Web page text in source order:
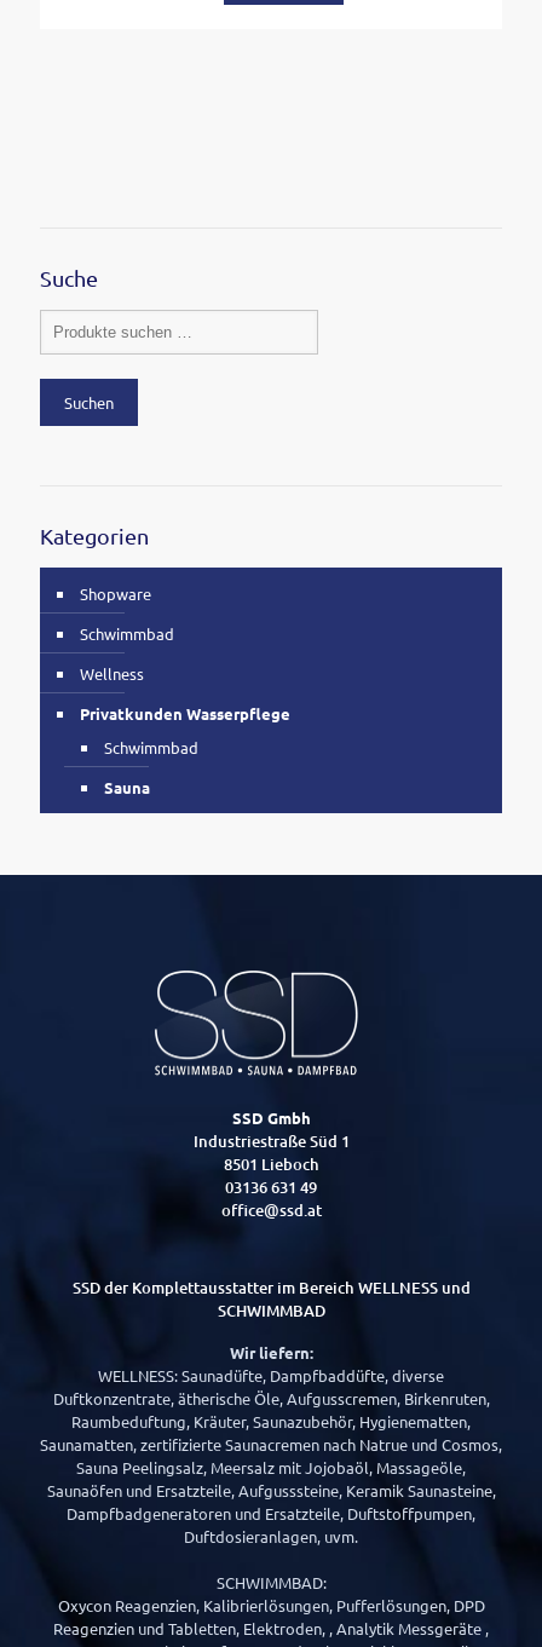
Suche
Suchen
Kategorien
Shopware
Schwimmbad
Wellness
Privatkunden Wasserpflege
Schwimmbad
Sauna
SSD Gmbh
Industriestraße Süd 1
8501 Lieboch
03136 631 49
office@ssd.at
SSD der Komplettausstatter im Bereich WELLNESS und
SCHWIMMBAD
Wir liefern:
WELLNESS: Saunadüfte, Dampfbaddüfte, diverse
Duftkonzentrate, ätherische Öle, Aufgusscremen, Birkenruten,
Raumbeduftung, Kräuter, Saunazubehör, Hygienematten,
Saunamatten, zertifizierte Saunacremen nach Natrue und Cosmos,
Sauna Peelingsalz, Meersalz mit Jojobaöl, Massageöle,
Saunaöfen und Ersatzteile, Aufgusssteine, Keramik Saunasteine,
Dampfbadgeneratoren und Ersatzteile, Duftstoffpumpen,
Duftdosieranlagen, uvm.
SCHWIMMBAD:
Oxycon Reagenzien, Kalibrierlösungen, Pufferlösungen, DPD
Reagenzien und Tabletten, Elektroden, , Analytik Messgeräte ,